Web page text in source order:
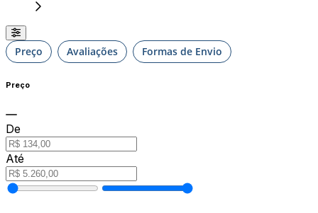
Preço Avaliações Formas de Envio
Preço
De
Até